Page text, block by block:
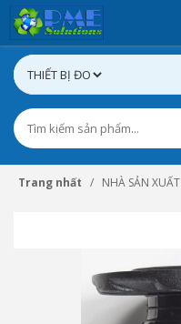
Trang nhất NHÀ SẢN XUẤT